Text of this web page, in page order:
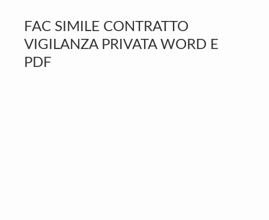
n
c
o
m
a
r
t
e
r
FAC SIMILE CONTRATTO
VIGILANZA PRIVATA WORD E
PDF